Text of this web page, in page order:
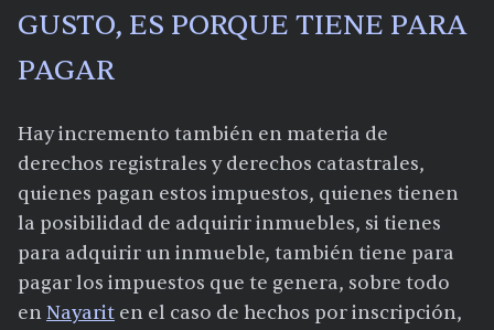
GUSTO, ES PORQUE TIENE PARA
PAGAR
Hay incremento también en materia de
derechos registrales y derechos catastrales,
quienes pagan estos impuestos, quienes tienen
la posibilidad de adquirir inmuebles, si tienes
para adquirir un inmueble, también tiene para
pagar los impuestos que te genera, sobre todo
enNayarit en el caso de hechos por inscripción,